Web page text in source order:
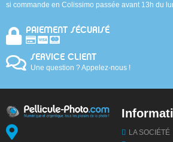
si commande en Colissimo passée avant 13h du
PAIEMENT SÉCURISÉ
SERVICE CLIENT
Une question ? Appelez-nous !
LA SOCIÉTÉ